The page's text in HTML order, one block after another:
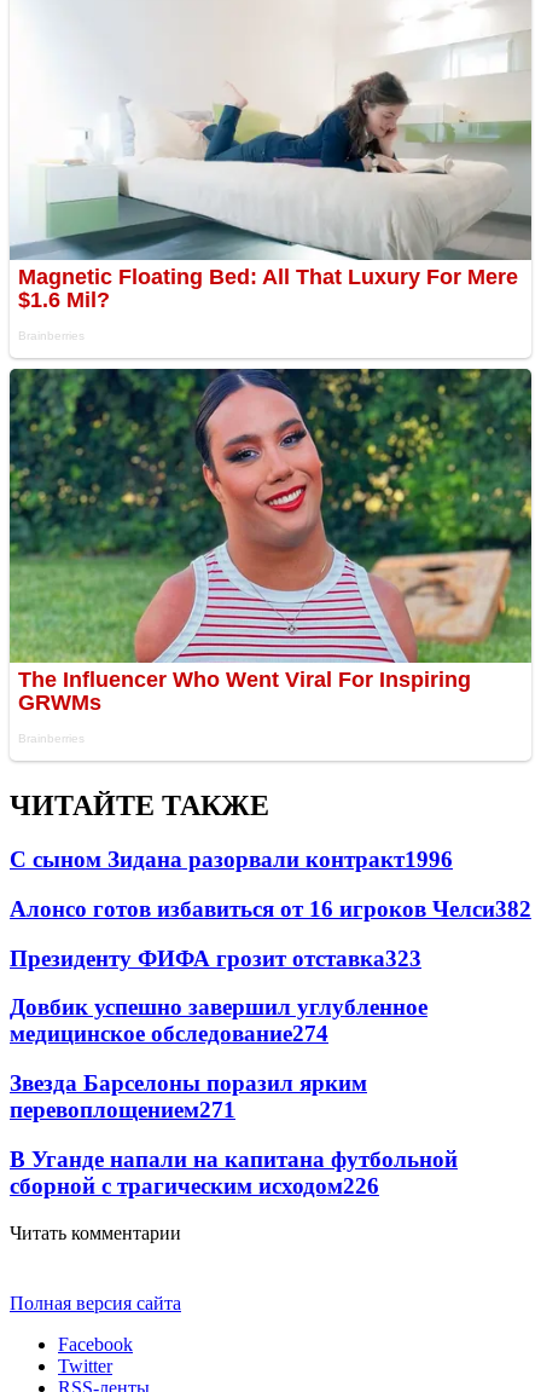
ЧИТАЙТЕ ТАКЖЕ
С сыном Зидана разорвали контракт1996
Алонсо готов избавиться от 16 игроков Челси382
Президенту ФИФА грозит отставка323
Довбик успешно завершил углубленное
медицинское обследование274
Звезда Барселоны поразил ярким
перевоплощением271
В Уганде напали на капитана футбольной
сборной с трагическим исходом226
Читать комментарии
Полная версия сайта
Facebook
Twitter
RSS-ленты